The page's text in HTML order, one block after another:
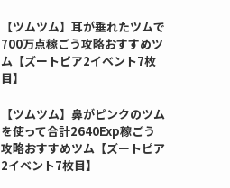
【ツムツム】耳が垂れたツムで
700万点稼ごう攻略おすすめツ
ム【ズートピア2イベント7枚
目】
【ツムツム】鼻がピンクのツム
を使って合計2640Exp稼ごう
攻略おすすめツム【ズートピア
2イベント7枚目】